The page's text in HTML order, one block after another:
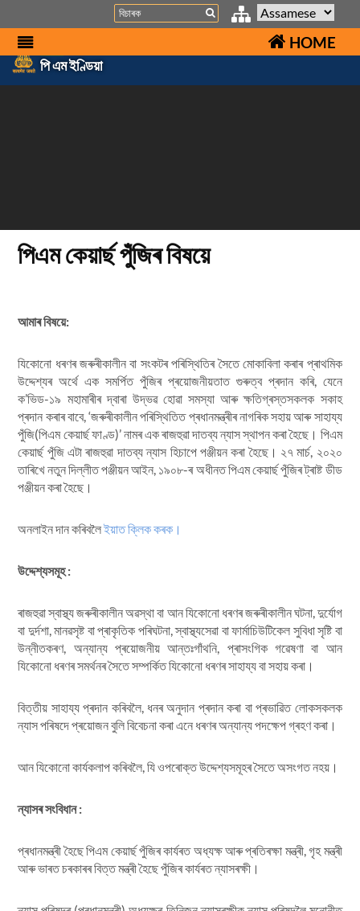
Search
HOME
পি এম ইণ্ডিয়া
পিএম কেয়াৰ্ছ পুঁজিৰ বিষয়ে
আমাৰ বিষয়ে:
যিকোনো ধৰণৰ জৰুৰীকালীন বা সংকটৰ পৰিস্থিতিৰ সৈতে মোকাবিলা কৰাৰ প্ৰাথমিক
উদ্দেশ্যৰ অৰ্থে এক সমৰ্পিত পুঁজিৰ প্ৰয়োজনীয়তাত গুৰুত্ব প্ৰদান কৰি, যেনে
ক’ভিড-১৯ মহামাৰীৰ দ্বাৰা উদ্ভৱ হোৱা সমস্যা আৰু ক্ষতিগ্ৰস্তসকলক সকাহ
প্ৰদান কৰাৰ বাবে, ‘জৰুৰীকালীন পৰিস্থিতিত প্ৰধানমন্ত্ৰীৰ নাগৰিক সহায় আৰু সাহায্য
পুঁজি(পিএম কেয়াৰ্ছ ফাণ্ড)’ নামৰ এক ৰাজহুৱা দাতব্য ন্যাস স্থাপন কৰা হৈছে। পিএম
কেয়াৰ্ছ পুঁজি এটা ৰাজহুৱা দাতব্য ন্যাস হিচাপে পঞ্জীয়ন কৰা হৈছে। ২৭ মাৰ্চ, ২০২০
তাৰিখে নতুন দিল্লীত পঞ্জীয়ন আইন, ১৯০৮-ৰ অধীনত পিএম কেয়াৰ্ছ পুঁজিৰ ট্ৰাষ্ট ডীড
পঞ্জীয়ন কৰা হৈছে।
অনলাইন দান কৰিবলৈইয়াত ক্লিক কৰক।
উদ্দেশ্যসমূহ :
ৰাজহুৱা স্বাস্থ্য জৰুৰীকালীন অৱস্থা বা আন যিকোনো ধৰণৰ জৰুৰীকালীন ঘটনা, দুৰ্যোগ
বা দুৰ্দশা, মানৱসৃষ্ট বা প্ৰাকৃতিক পৰিঘটনা, স্বাস্থ্যসেৱা বা ফাৰ্মাচিউটিকেল সুবিধা সৃষ্টি বা
উন্নীতকৰণ, অন্যান্য প্ৰয়োজনীয় আন্তঃগাঁথনি, প্ৰাসংগিক গৱেষণা বা আন
যিকোনো ধৰণৰ সমৰ্থনৰ সৈতে সম্পৰ্কিত যিকোনো ধৰণৰ সাহায্য বা সহায় কৰা।
বিত্তীয় সাহায্য প্ৰদান কৰিবলৈ, ধনৰ অনুদান প্ৰদান কৰা বা প্ৰভাৱিত লোকসকলক
ন্যাস পৰিষদে প্ৰয়োজন বুলি বিবেচনা কৰা এনে ধৰণৰ অন্যান্য পদক্ষেপ গ্ৰহণ কৰা।
আন যিকোনো কাৰ্যকলাপ কৰিবলৈ, যি ওপৰোক্ত উদ্দেশ্যসমূহৰ সৈতে অসংগত নহয়।
ন্যাসৰ সংবিধান :
প্ৰধানমন্ত্ৰী হৈছে পিএম কেয়াৰ্ছ পুঁজিৰ কাৰ্যৰত অধ্যক্ষ আৰু প্ৰতিৰক্ষা মন্ত্ৰী, গৃহ মন্ত্ৰী
আৰু ভাৰত চৰকাৰৰ বিত্ত মন্ত্ৰী হৈছে পুঁজিৰ কাৰ্যৰত ন্যাসৰক্ষী।